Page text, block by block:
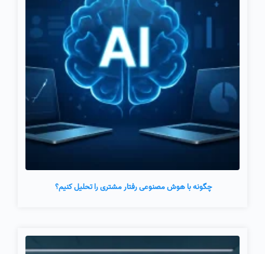
چگونه با هوش مصنوعی رفتار مشتری را تحلیل کنیم؟